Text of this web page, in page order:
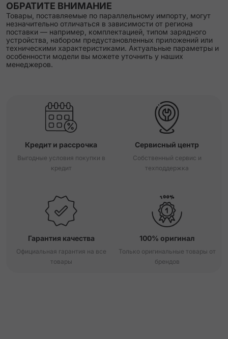
ОБРАТИТЕ ВНИМАНИЕ
Товары, поставляемые по параллельному импорту, могут
незначительно отличаться в зависимости от региона
поставки — например, комплектацией, типом зарядного
устройства, набором предустановленных приложений или
техническими характеристиками. Актуальные параметры и
особенности модели вы можете уточнить у наших
менеджеров.
Кредит и рассрочка
Выгодные условия покупки в
кредит
Сервисный центр
Собственный сервис и
техподдержка
Гарантия качества
Официальная гарантия на все
товары
100% оригинал
Только оригинальные товары от
брендов